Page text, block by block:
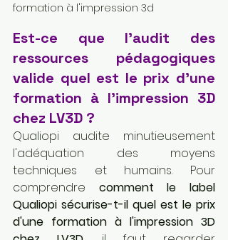
formation à l'impression 3d
Est-ce que l'audit des
ressources pédagogiques
valide quel est le prix d'une
formation à l'impression 3D
chez LV3D ?
Qualiopi audite minutieusement
l'adéquation des moyens
techniques et humains. Pour
comprendre comment le label
Qualiopi sécurise-t-il quel est le prix
d'une formation à l'impression 3D